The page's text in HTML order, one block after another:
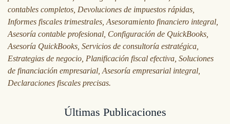
contables completos, Devoluciones de impuestos rápidas,
Informes fiscales trimestrales, Asesoramiento financiero integral,
Asesoría contable profesional, Configuración de QuickBooks,
Asesoría QuickBooks, Servicios de consultoría estratégica,
Estrategias de negocio, Planificación fiscal efectiva, Soluciones
de financiación empresarial, Asesoría empresarial integral,
Declaraciones fiscales precisas.
Últimas Publicaciones